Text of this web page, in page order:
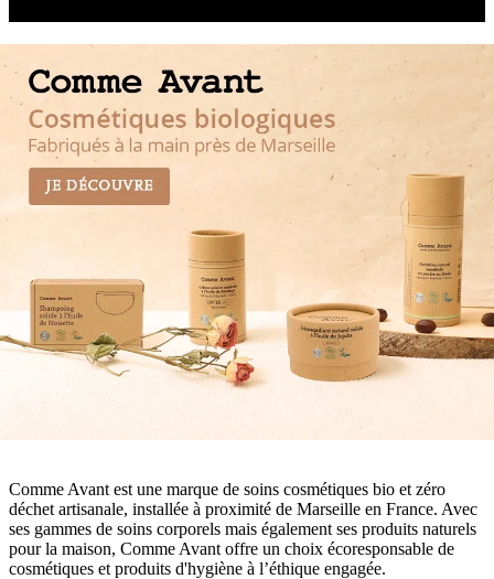
Comme Avant est une marque de soins cosmétiques bio et zéro
déchet artisanale, installée à proximité de Marseille en France. Avec
ses gammes de soins corporels mais également ses produits naturels
pour la maison, Comme Avant offre un choix écoresponsable de
cosmétiques et produits d'hygiène à l’éthique engagée.